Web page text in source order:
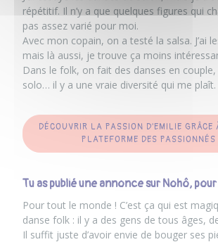
répétitif. Il n’y a que quelques figures qui
pas assez varié pour moi.
Avec mon copain, on a testé la salsa. J’ai
mais là aussi, je trouve ça moins
Dans le folk, on fait des danses en
solo… il y a une vraie diversité qui me plaît.
DÉCOUVRIR LA PASSION D'EMILIE GRÂCE
PLATEFORME DES PASSIONNÉS
Tu as publié une annonce sur Nohô, pour
Pour tout le monde ! C’est ça qui est
danse folk : il y a des gens de tous âges,
Il suffit juste d’avoir envie de bouger ses